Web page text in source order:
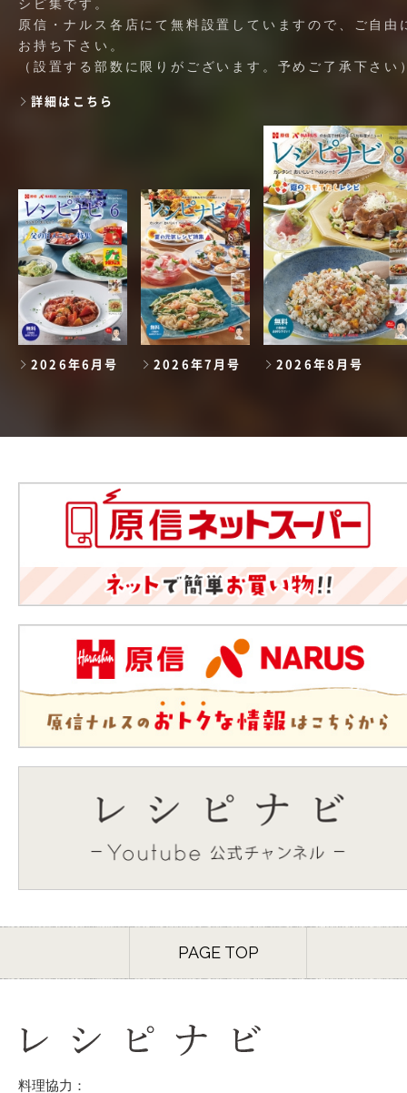
シピ集です。
原信・ナルス各店にて無料設置していますので、ご自由
お持ち下さい。
（設置する部数に限りがございます。予めご了承下さい
詳細はこちら
2026年6月号 2026年7月号 2026年8月号
PAGE TOP
料理協力：